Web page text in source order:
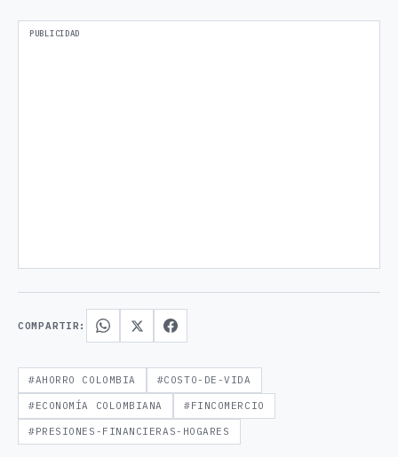
COMPARTIR:
#AHORRO COLOMBIA #COSTO-DE-VIDA
#ECONOMÍA COLOMBIANA #FINCOMERCIO
#PRESIONES-FINANCIERAS-HOGARES